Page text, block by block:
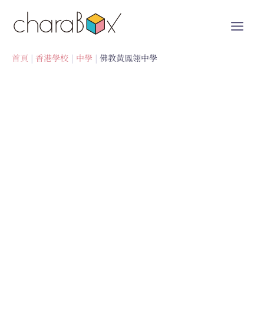
首頁 香港學校 中學 佛教黃鳳翎中學